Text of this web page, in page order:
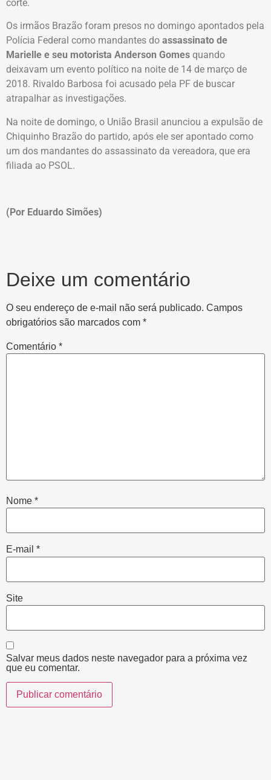
corte.
Os irmãos Brazão foram presos no domingo apontados pela
Polícia Federal como mandantes do assassinato de
Marielle e seu motorista Anderson Gomes quando
deixavam um evento político na noite de 14 de março de
2018. Rivaldo Barbosa foi acusado pela PF de buscar
atrapalhar as investigações.
Na noite de domingo, o União Brasil anunciou a expulsão de
Chiquinho Brazão do partido, após ele ser apontado como
um dos mandantes do assassinato da vereadora, que era
filiada ao PSOL.
(Por Eduardo Simões)
Deixe um comentário
O seu endereço de e-mail não será publicado. Campos
obrigatórios são marcados com *
Comentário *
Nome *
E-mail *
Site
Salvar meus dados neste navegador para a próxima vez
que eu comentar.